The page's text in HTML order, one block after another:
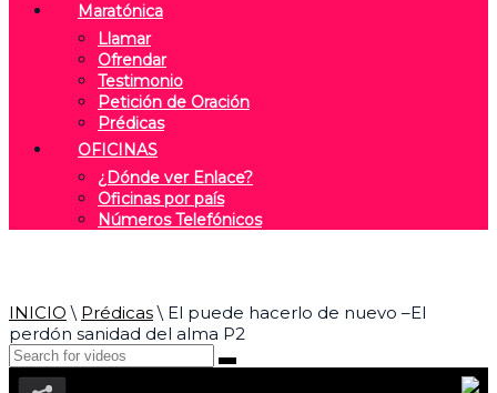
Maratónica
Llamar
Ofrendar
Testimonio
Petición de Oración
Prédicas
OFICINAS
¿Dónde ver Enlace?
Oficinas por país
Números Telefónicos
INICIO \ Prédicas\ El puede hacerlo de nuevo –El
perdón sanidad del alma P2